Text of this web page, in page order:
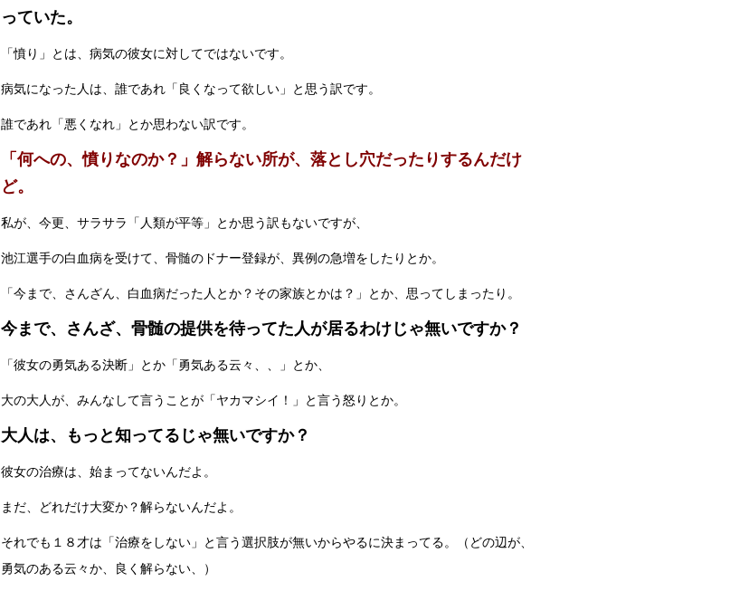
っていた。
「憤り」とは、病気の彼女に対してではないです。
病気になった人は、誰であれ「良くなって欲しい」と思う訳です。
誰であれ「悪くなれ」とか思わない訳です。
「何への、憤りなのか？」解らない所が、落とし穴だったりするんだけ
ど。
私が、今更、サラサラ「人類が平等」とか思う訳もないですが、
池江選手の白血病を受けて、骨髄のドナー登録が、異例の急増をしたりとか。
「今まで、さんざん、白血病だった人とか？その家族とかは？」とか、思ってしまったり。
今まで、さんざ、骨髄の提供を待ってた人が居るわけじゃ無いですか？
「彼女の勇気ある決断」とか「勇気ある云々、、」とか、
大の大人が、みんなして言うことが「ヤカマシイ！」と言う怒りとか。
大人は、もっと知ってるじゃ無いですか？
彼女の治療は、始まってないんだよ。
まだ、どれだけ大変か？解らないんだよ。
それでも１８才は「治療をしない」と言う選択肢が無いからやるに決まってる。（どの辺が、
勇気のある云々か、良く解らない、）